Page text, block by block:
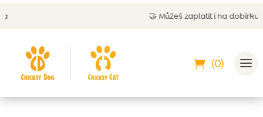
Můžeš zaplatit i na dobírku
(0)